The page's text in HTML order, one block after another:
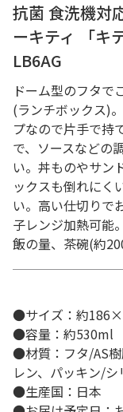
抗菌 食洗機対
ーキティ 「キ
LB6AG
ドーム型のフタで
(ランチボックス)
プなので片手で持
で、ソースなどの
い。丼ものやサン
ックスも倒れにく
い。高い仕切りで
子レンジ加熱可能
飯の量、茶碗(約
●サイズ：約
●容量：約530ml
●材質：フタ/AS
レン、パッキン/
●生産国：日本